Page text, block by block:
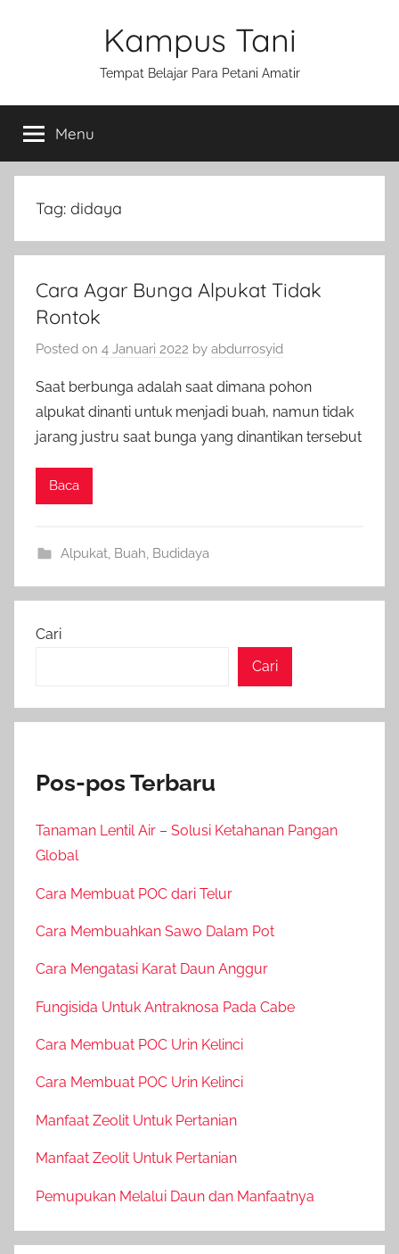
Kampus Tani
Tempat Belajar Para Petani Amatir
Menu
Tag: didaya
Cara Agar Bunga Alpukat Tidak
Rontok
Posted on 4 Januari 2022 by abdurrosyid
Saat berbunga adalah saat dimana pohon
alpukat dinanti untuk menjadi buah, namun tidak
jarang justru saat bunga yang dinantikan tersebut
Baca
Alpukat, Buah Budidaya
Cari
Cari
Pos-pos Terbaru
Tanaman Lentil Air – Solusi Ketahanan Pangan
Global
Cara Membuat POC dari Telur
Cara Membuahkan Sawo Dalam Pot
Cara Mengatasi Karat Daun Anggur
Fungisida Untuk Antraknosa Pada Cabe
Cara Membuat POC Urin Kelinci
Cara Membuat POC Urin Kelinci
Manfaat Zeolit Untuk Pertanian
Manfaat Zeolit Untuk Pertanian
Pemupukan Melalui Daun dan Manfaatnya